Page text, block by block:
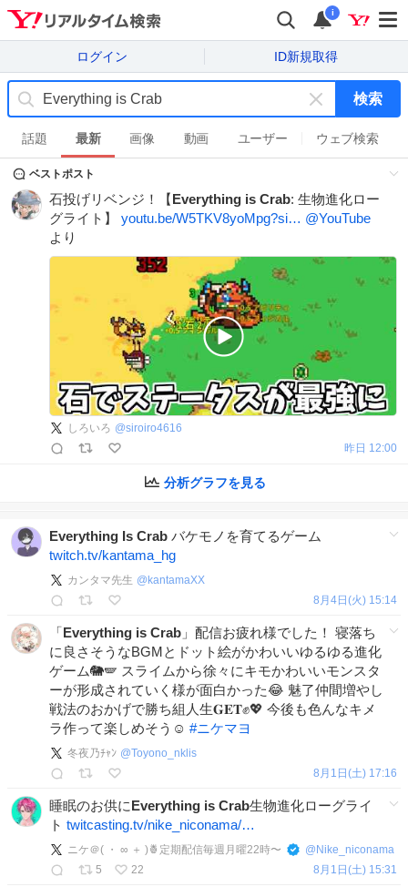
i
ログイン ID新規取得
キ
ー
ワ
ド
を
す
検索
話題 最新 画像 動画 ユーザー ウェブ検索
ベストポスト
石投げリベンジ！【Everything is Crab: 生物進化ロー
グライト】 youtu.be/W5TKV8yoMpg?si… @YouTube
より
しろいろ @siroiro4616
昨日 12:00
分析グラフを見る
Everything Is Crab バケモノを育てるゲーム
twitch.tv/kantama_hg
カンタマ先生 @ kantamaXX
8月4日(火) 15:14
「Everything is Crab 」配信お疲れ様でした！ 寝落ち
に良さそうなBGMとドット絵がかわいいゆるゆる進化
ゲーム🐘🪽 スライムから徐々にキモかわいいモンスタ
ーが形成されていく様が面白かった😂 魅了仲間増やし
戦法のおかげで勝ち組人生𝐆𝐄𝐓✊💖 今後も色んなキメ
ラ作って楽しめそう☺️ #ニケマヨ
冬夜乃ﾁｬﾝ @Toyono_nklis
8月1日(土) 17:16
睡眠のお供にEverything is Crab生物進化ローグライ
ト twitcasting.tv/nike_niconama/…
ニケ＠( ・ ∞ ＋ )🍍定期配信毎週月曜22時〜 @ Nike_niconama
5
22 8月1日(土) 15:31